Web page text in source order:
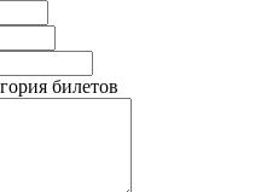
билетов